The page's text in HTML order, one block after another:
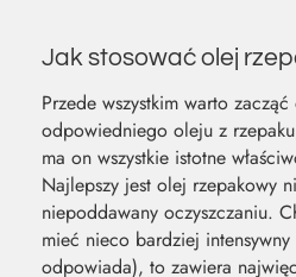
Jak stosować olej
Przede wszystkim warto
odpowiedniego oleju z
ma on wszystkie istotne
Najlepszy jest olej rzepakowy
niepoddawany oczyszczaniu.
mieć nieco bardziej
odpowiada), to zawiera